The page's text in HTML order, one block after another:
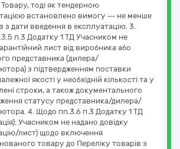
Товару, тоді як тендерною
встановлено вимогу — не менше
з дати введення в експлуатацію. 3.
п.3 Додатку 1 ТД Учасником не
лист від виробника або
представника (дилера/
з підтвердженням поставки
якості у необхідній кількості та у
строки, а також документального
статусу представника/дилера/
4. Щодо пп.3.6 п.3 Додатку 1 ТД
Учасником не надано довідку
лист) щодо включення
товару до Переліку товарів з